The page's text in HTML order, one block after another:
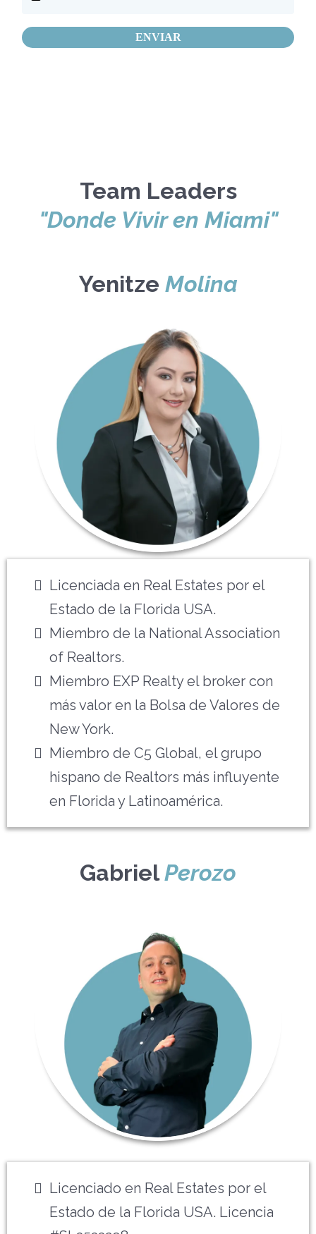
ENVIAR
Team Leaders
"Donde Vivir en Miami"
Yenitze Molina
Licenciada en Real Estates por el
Estado de la Florida USA.
Miembro de la National Association
of Realtors.
Miembro EXP Realty el broker con
más valor en la Bolsa de Valores de
New York.
Miembro de C5 Global, el grupo
hispano de Realtors más influyente
en Florida y Latinoamérica.
GabrielPerozo
Licenciado en Real Estates por el
Estado de la Florida USA. Licencia